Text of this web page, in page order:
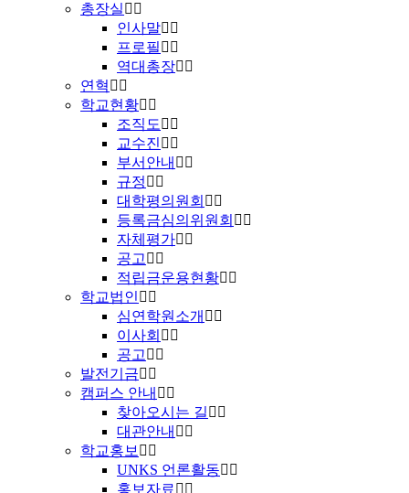
총장실
인사말
프로필
역대총장
연혁
학교현황
조직도
교수진
부서안내
규정
대학평의원회
등록금심의위원회
자체평가
공고
적립금운용현황
학교법인
심연학원소개
이사회
공고
발전기금
캠퍼스 안내
찾아오시는 길
대관안내
학교홍보
UNKS 언론활동
홍보자료